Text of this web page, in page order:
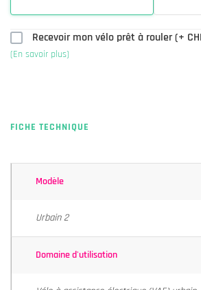
Recevoir mon vélo prêt à rouler (+
(En savoir plus)
FICHE TECHNIQUE
Modèle
Urbain 2
Domaine d'utilisation